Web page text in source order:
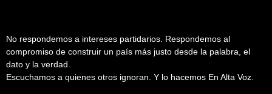
No respondemos a intereses partidarios. Respondemos al
compromiso de construir un país más justo desde la palabra, el
dato y la verdad.
Escuchamos a quienes otros ignoran. Y lo hacemos En Alta Voz.